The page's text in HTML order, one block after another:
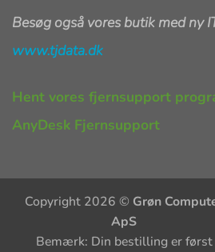
Besøg også vores butik med ny
www.tjdata.dk
Hent vores fjernsupport
AnyDesk Fjernsupport
Copyright 2026 © Grøn
ApS
Bemærk: Din bestilling er først